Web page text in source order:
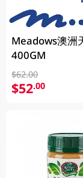
Meadows澳洲
400GM
$62.00
$52.00